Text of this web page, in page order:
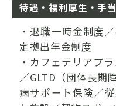
待遇・福利厚生・手当
・退職一時金制度
定拠出年金制度
・カフェテリアプ
／GLTD（団体長期
病サポート保険／